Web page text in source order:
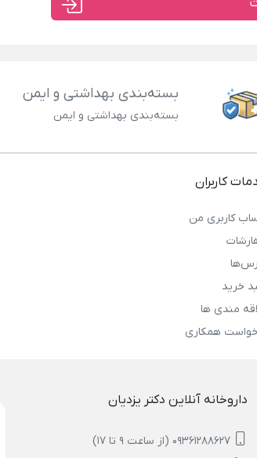
بسته‌بندی بهداشتی و ایمن
بسته‌بندی بهداشتی و ایمن
کاربران
کاربری من
خرید
مندی ها
همکاری
داروخانه آنلاین دکتر یزدیان
09361288627 (از ساعت 9 تا 17)